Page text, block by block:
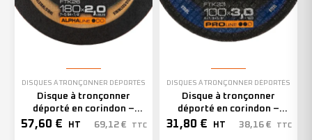
DISQUES À TRONÇONNER DÉPORTÉS
Disque à tronçonner
déporté en corindon –
180mm – 208730 (x25)
57,60 € HT 69,12 € TTC
DISQUES À TRONÇONNER DÉPORTÉS
Disque à tronçonner
déporté en corindon –
105mm – 200843 (x25)
31,80 € HT 38,16 € TTC